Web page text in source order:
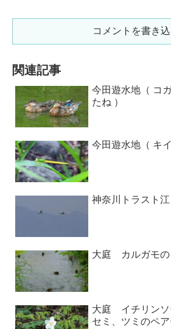
コメントを書き
関連記事
今田遊水地（ コ
たね ）
今田遊水地（ キ
神奈川トラスト
大庭 カルガモ
大庭 イチリンソ
セミ、ツミのペ